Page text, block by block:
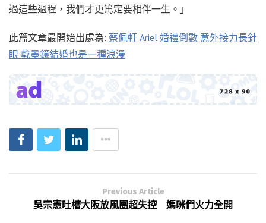
過這些過程，我們才更篤定要相伴一生。」
此篇文章最開始出處為: 蔡佩軒 Ariel 婚禮倒數 意外接力長針
眼 戴墨鏡結婚也是一種浪漫
Previous Article
吳宗憲吐槽大阪放風團超失控 媽咪們火力全開